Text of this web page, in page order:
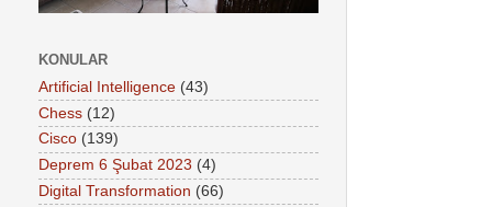
KONULAR
Artificial Intelligence (43)
Chess (12)
Cisco (139)
Deprem 6 Şubat 2023 (4)
Digital Transformation (66)